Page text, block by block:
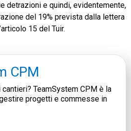
detrazioni e quindi, evidentemente,
del 19% prevista dalla lettera
15 del Tuir.
CPM
TeamSystem CPM è la
progetti e commesse in